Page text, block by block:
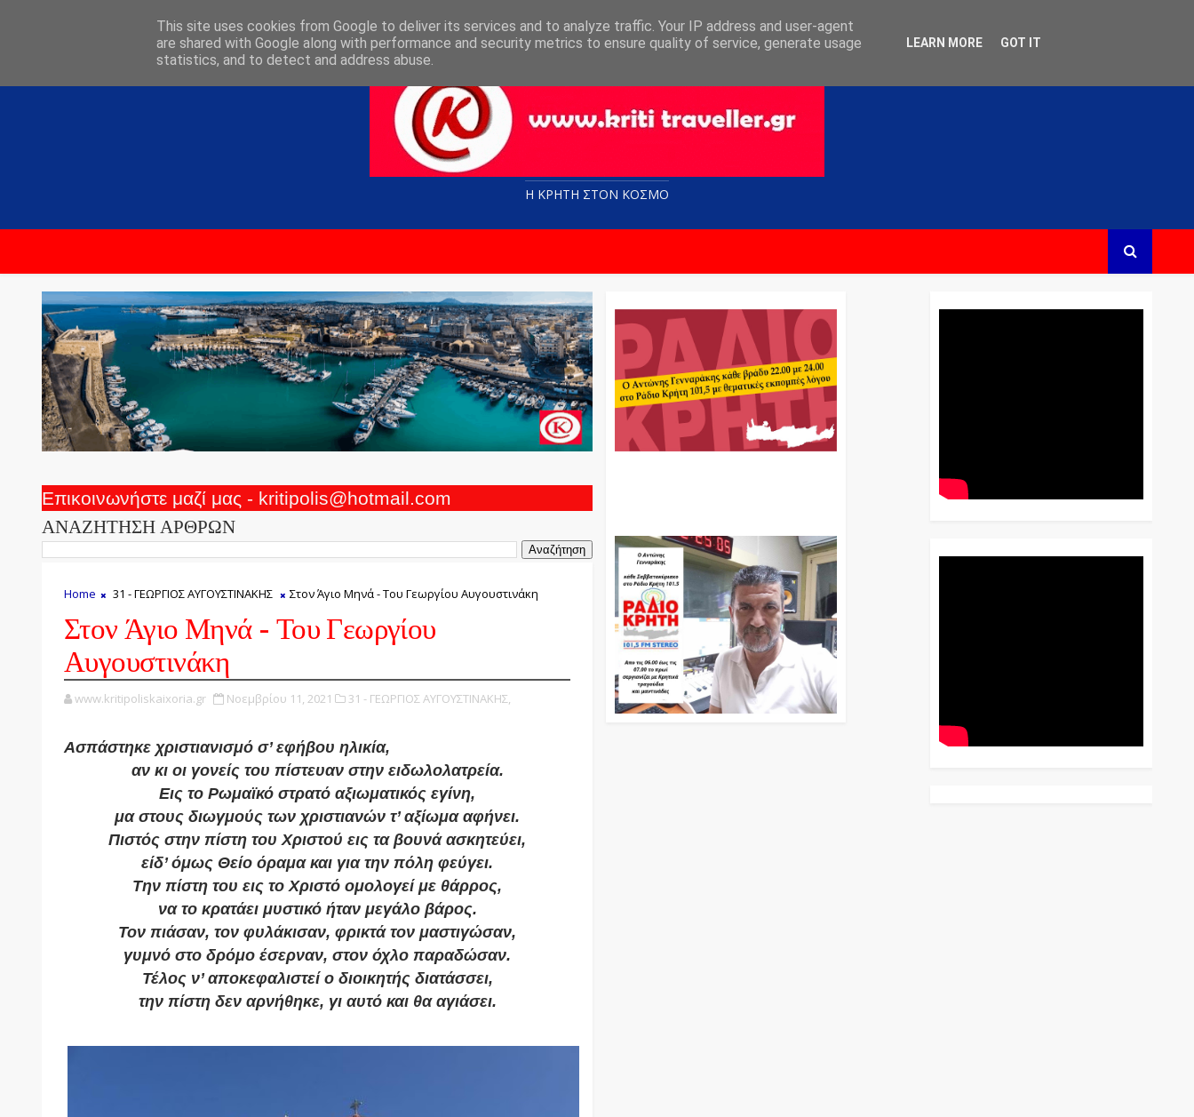
Η ΚΡΗΤΗ ΣΤΟN KOΣΜΟ
Επικοινωνήστε μαζί μας - kritipolis@hotmail.com
ΑΝΑΖΗΤΗΣΗ ΑΡΘΡΩΝ
Home 31 - ΓΕΩΡΓΙΟΣ ΑΥΓΟΥΣΤΙΝΑΚΗΣ Στον Άγιο Μηνά - Του Γεωργίου Αυγουστινάκη
Στον Άγιο Μηνά - Του Γεωργίου
Αυγουστινάκη
www.kritipoliskaixoria.gr Νοεμβρίου 11, 2021 31 - ΓΕΩΡΓΙΟΣ ΑΥΓΟΥΣΤΙΝΑΚΗΣ,
Ασπάστηκε χριστιανισμό σ’ εφήβου ηλικία,
αν κι οι γονείς του πίστευαν στην ειδωλολατρεία.
Εις το Ρωμαϊκό στρατό αξιωματικός εγίνη,
μα στους διωγμούς των χριστιανών τ’ αξίωμα αφήνει.
Πιστός στην πίστη του Χριστού εις τα βουνά ασκητεύει,
είδ’ όμως Θείο όραμα και για την πόλη φεύγει.
Την πίστη του εις το Χριστό ομολογεί με θάρρος,
να το κρατάει μυστικό ήταν μεγάλο βάρος.
Τον πιάσαν, τον φυλάκισαν, φρικτά τον μαστιγώσαν,
γυμνό στο δρόμο έσερναν, στον όχλο παραδώσαν.
Τέλος ν’ αποκεφαλιστεί ο διοικητής διατάσσει,
την πίστη δεν αρνήθηκε, γι αυτό και θα αγιάσει.
This site uses cookies from Google to deliver its services and to analyze traffic. Your IP address and user-agent
are shared with Google along with performance and security metrics to ensure quality of service, generate usage
statistics, and to detect and address abuse.
LEARN MORE GOT IT